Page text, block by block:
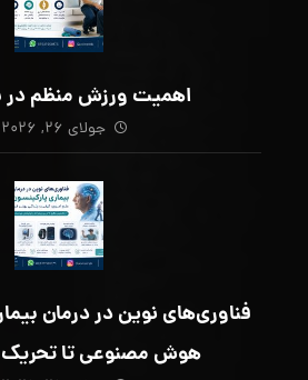
اهمیت ورزش منظم در
جولای ۲۶, ۲۰۲۶
فناوری‌های نوین در درمان
هوش مصنوعی تا